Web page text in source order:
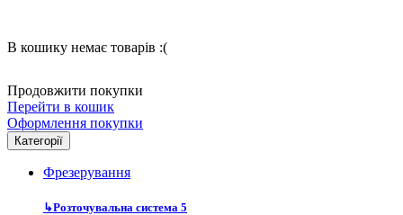
В кошику немає товарів :(
Продовжити покупки
Перейти в кошик
Оформлення покупки
Категорії
Фрезерування
↳Розточувальна система 5